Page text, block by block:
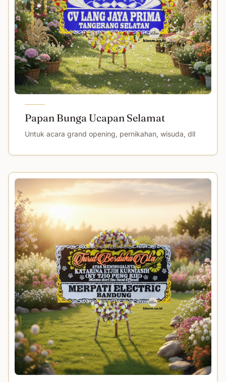
Papan Bunga Ucapan Selamat
Untuk acara grand opening, pernikahan, wisuda, dll